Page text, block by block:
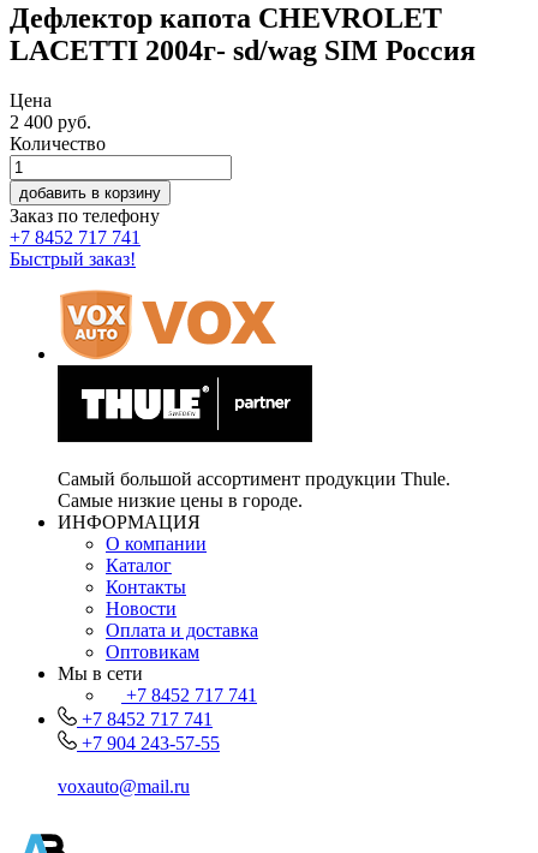
Дефлектор капота CHEVROLET
LACETTI 2004г- sd/wag SIM Россия
Цена
2 400 руб.
Количество
добавить в корзину
Заказ по телефону
+7 8452 717 741
Быстрый заказ!
Самый большой ассортимент продукции Thule.
Самые низкие цены в городе.
ИНФОРМАЦИЯ
О компании
Каталог
Контакты
Новости
Оплата и доставка
Оптовикам
Мы в сети
+7 8452 717 741
+7 8452 717 741
+7 904 243-57-55
voxauto@mail.ru